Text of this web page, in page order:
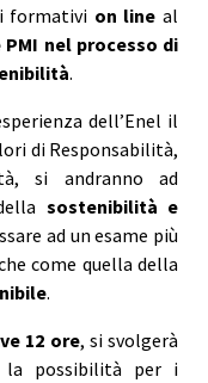
formativi on line al
nel processo di
.
dell’Enel il
di Responsabilità,
si andranno ad
sostenibilità e
ad un esame più
come quella della
.
12 ore, si svolgerà
possibilità per i